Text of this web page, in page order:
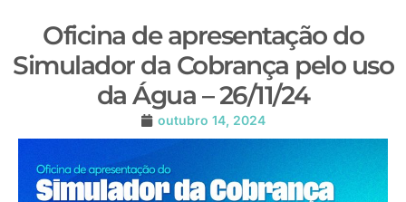
Oficina de apresentação do
Simulador da Cobrança pelo uso
da Água – 26/11/24
outubro 14, 2024